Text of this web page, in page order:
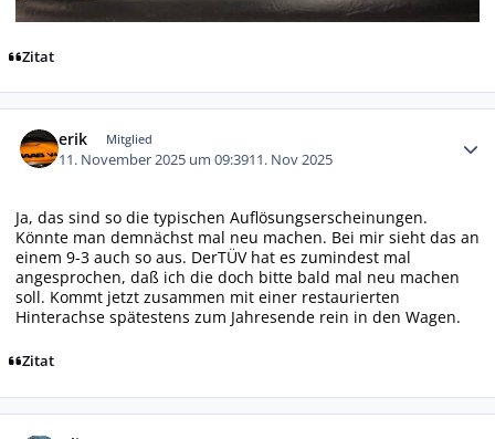
Zitat
erik Mitglied
11. November 2025 um 09:3911. Nov 2025
Ja, das sind so die typischen Auflösungserscheinungen.
Könnte man demnächst mal neu machen. Bei mir sieht das an
einem 9-3 auch so aus. DerTÜV hat es zumindest mal
angesprochen, daß ich die doch bitte bald mal neu machen
soll. Kommt jetzt zusammen mit einer restaurierten
Hinterachse spätestens zum Jahresende rein in den Wagen.
Zitat